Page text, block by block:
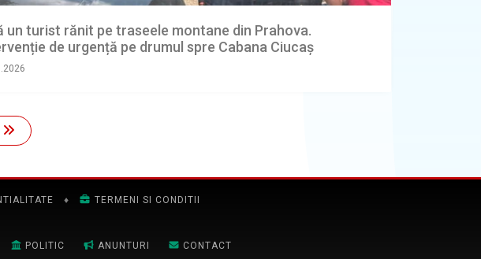
un turist rănit pe traseele montane din Prahova.
de urgență pe drumul spre Cabana Ciucaș
♦ TERMENI SI CONDITII
POLITIC ANUNTURI CONTACT